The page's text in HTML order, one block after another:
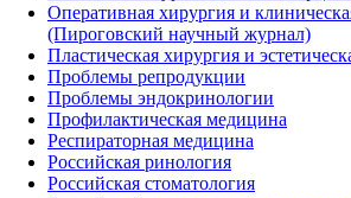
Оперативная хирургия и
(Пироговский научный журнал)
Пластическая хирургия и
Проблемы репродукции
Проблемы эндокринологии
Профилактическая медицина
Респираторная медицина
Российская ринология
Российская стоматология